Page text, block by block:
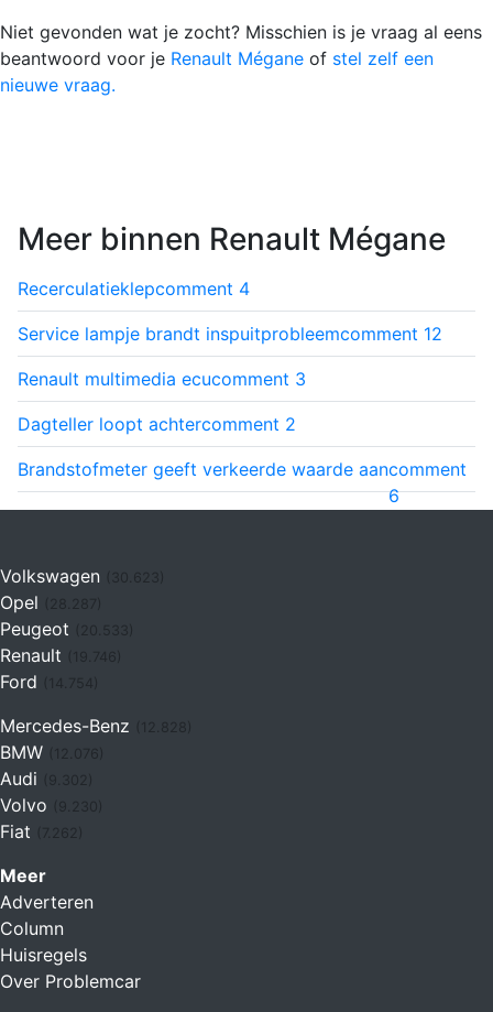
Niet gevonden wat je zocht? Misschien is je vraag al eens
beantwoord voor je Renault Mégane of stel zelf een
nieuwe vraag.
Meer binnen Renault Mégane
Recerculatieklepcomment 4
Service lampje brandt inspuitprobleemcomment 12
Renault multimedia ecucomment 3
Dagteller loopt achtercomment 2
Brandstofmeter geeft verkeerde waarde aancomment
6
Volkswagen (30.623)
Opel
Peugeot
Renault (19.746)
Ford (14.754)
Mercedes-Benz
BMW (12.076)
Audi
Volvo
Fiat (7.262)
Meer
Adverteren
Column
Huisregels
Over Problemcar